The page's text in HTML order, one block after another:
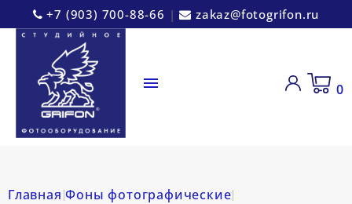
+7 (903) 700-88-66 | zakaz@fotogrifon.ru
 0
Главная Фоны фотографические